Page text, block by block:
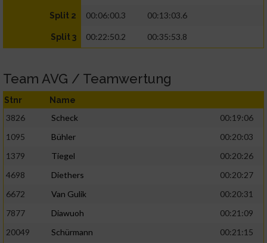
Split 2 00:06:00.3 00:13:03.6
Split 3 00:22:50.2 00:35:53.8
Team AVG / Teamwertung
Stnr Name
3826 Scheck
00:19:06
1095
Bühler
00:20:03
1379
Tiegel
00:20:26
4698
Diethers
00:20:27
6672
Van Gulik
00:20:31
7877
Diawuoh
00:21:09
20049
Schürmann
00:21:15